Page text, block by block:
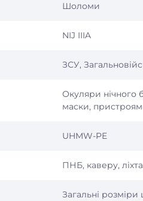
Шоломи
NIJ IIIA
ЗСУ,
Окуляри нічного
маски,
UHMW-PE
ПНБ, каверу,
Загальні